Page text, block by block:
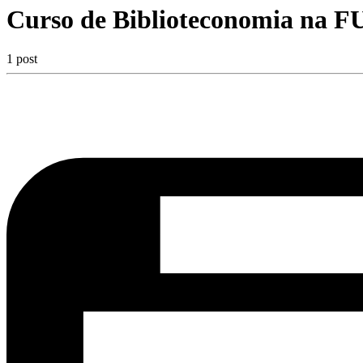
Curso de Biblioteconomia na
1 post